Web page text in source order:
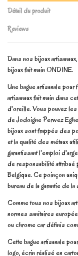
Détail du produit
Reviews
Dans nos bijoux
bijoux fait main ONDINE.
Une bague artisanale
artisanaux fait main dans
d'oreille. Vous pouvez
de Jodoigne Perwez
bijoux sont frappés des
et la qualité des métaux
garantissant l'emploi
de responsabilité attribué
Belgique. Ce poinçon
bureau de la garantie de la
Comme tous nos bijoux
normes sanitaires
ou chrome car définis
Cette bague artisanale
logo, écrin réalisé en